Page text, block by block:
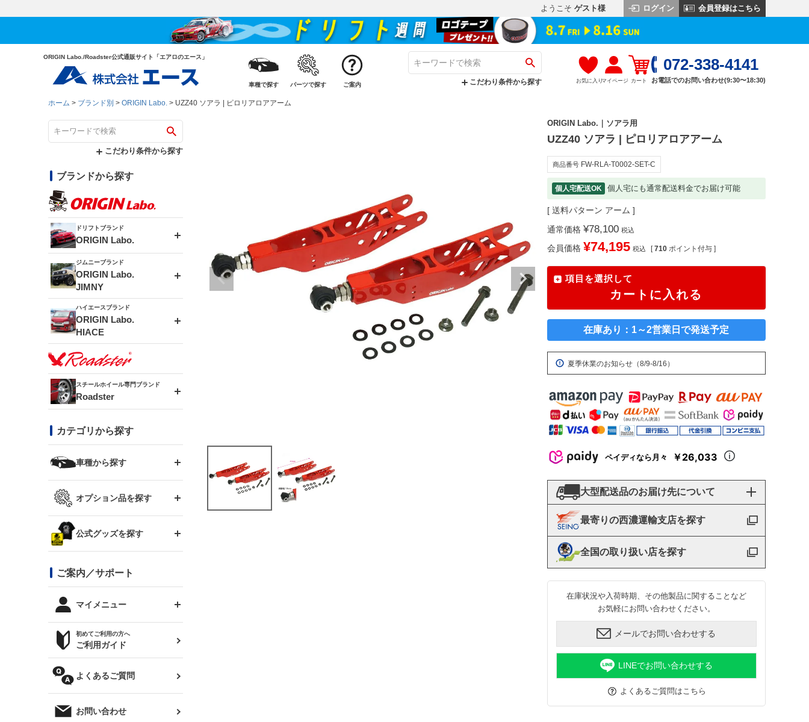
ようこそ ゲスト様 ログイン 会員登録はこちら
ORIGIN Labo./Roadster公式通販サイト「エアロのエース」
車種で探す パーツで探す ご案内 こだわり条件から探す お気に入りマイページ カート
072-338-4141
お電話でのお問い合わせ(9:30〜18:30)
ホーム ブランド別 ORIGIN Labo. UZZ40 ソアラ | ピロリアロアアーム
こだわり条件から探す
ブランドから探す
ドリフトブランド
ORIGIN Labo.
エアロシリーズ
ドリフトライン
風神(180SX)
雷神(S15)
龍神(チェイサー)
レーシングライン
アタックライン
ストリームライン
スタイリッシュライン
フロントフェンダー
リアフェンダー
ブラッシュフェンダー
コンバットアイ
GTウイング
リアウイング
ルーフウイング
ボンネット
カナード
外装・補修パーツ
オリジンアーム(足回り)
レンズ
ジムニーブランド
ORIGIN Labo.
JIMNY
アルミホイール
MUD-ZEUS
アルミホイール
MUD-SR7
MUD-S7
ボンネット
フェンダー
サイドパーツ
リアウイング
リアゲート
メンテナンスパーツ
ハイエースブランド
ORIGIN Labo.
HIACE
エアロシリーズ
LUX MODEL SP
LUX MODEL
RUGGER MODEL
GROUND MODEL
PHANTOM LIP
DTM:exclusive
オーバーフェンダー
リアウイング
スムージングバンパー
ワイパーガード
内装パーツ
スチールホイール専門ブランド
Roadster
DAYTONA-RS
DAYTONA-RS NEO
まつど家 鉄漢
まつど家 鉄心
まつど家 鉄八
カテゴリから探す
車種から探す
トヨタ
JZX110 マークⅡ
ハイエース
レビン
シルビア S13
シルビア S14 前期
シルビア S15
180SX
スズキ
RX-7
スバル
BRZ
レクサス
三菱
デリカ D:5
軽自動車
汎用
オプション品を探す
GTウイング用ラダー
コンバットアイ用ライト
オプションタイヤ
サマータイヤ
ジムニー用タイヤ
ハイエース・バン用タイ
ホイールナット
公式グッズを探す
ステッカー
トップス(半袖)
トップス(長袖)
パーカー
オーバーオール(つなぎ)
ご案内／サポート
マイメニュー
ログインする
お気に入りリスト
クーポンを見る
初めてご利用の方へ
ご利用ガイド
よくあるご質問
お問い合わせ
ORIGIN Labo.｜ソアラ用
UZZ40 ソアラ | ピロリアロアアーム
商品番号 FW-RLA-T0002-SET-C
個人宅配送OK 個人宅にも通常配送料金でお届け可能
送料パターン アーム
通常価格 ¥78,100 税込
会員価格 ¥74,195 税込 [ 710 ポイント付与 ]
項目を選択して
カートに入れる
在庫あり：1～2営業日で発送予定
夏季休業のお知らせ（8/9-8/16）
ペイディなら月々 ￥26,033
大型配送品のお届け先について
最寄りの西濃運輸支店を探す
全国の取り扱い店を探す
在庫状況や入荷時期、その他製品に関することなど
お気軽にお問い合わせください。
メールでお問い合わせする
LINEでお問い合わせする
よくあるご質問はこちら